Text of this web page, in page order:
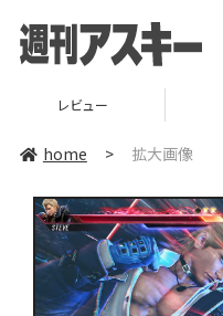
レビュー
home > 拡大画像